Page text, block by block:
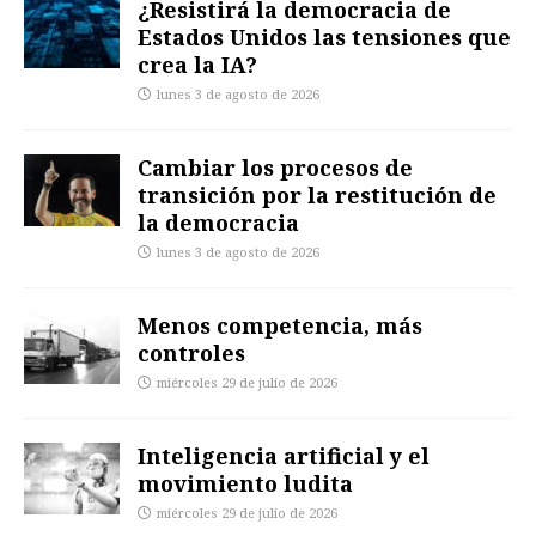
¿Resistirá la democracia de
Estados Unidos las tensiones que
crea la IA?
lunes 3 de agosto de 2026
Cambiar los procesos de
transición por la restitución de
la democracia
lunes 3 de agosto de 2026
Menos competencia, más
controles
miércoles 29 de julio de 2026
Inteligencia artificial y el
movimiento ludita
miércoles 29 de julio de 2026